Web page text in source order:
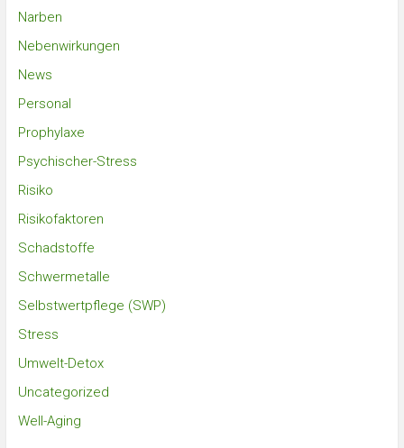
Narben
Nebenwirkungen
News
Personal
Prophylaxe
Psychischer-Stress
Risiko
Risikofaktoren
Schadstoffe
Schwermetalle
Selbstwertpflege (SWP)
Stress
Umwelt-Detox
Uncategorized
Well-Aging